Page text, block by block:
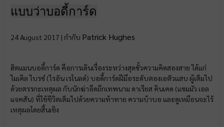
แบบว่าบอดี้การ์ด
24 August 2017 | กำกับ Patrick Hughes
ฮิตแมนบอดี้การ์ด คือการเดินเรื่องระหว่างสุดขั้วความคิดสองสาย ได้แก่
ไมเคิล ไบรซ์ (ไรอัน เรโนลด์) บอดี้การ์ดฝีมือระดับตองเอตัวแสบ ผู้เต็มไป
ด้วยตรรกะเหตุผล กับนักฆ่าอึดถึกเทพนาม ดาเรียส คินเคด (แซมมัว เอล
แจคสัน) ที่ใช้ชีวิตเต็มไปด้วยความท้าทาย ความบ้าบอ และดูเหมือนจะไร้
เหตุผลโดยสิ้นเชิง